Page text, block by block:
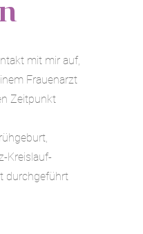
mit mir auf,
Frauenarzt
Zeitpunkt
Kreislauf-
durchgeführt